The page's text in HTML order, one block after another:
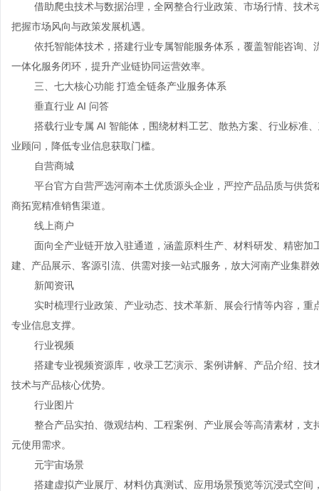
借助爬虫技术与数据治理，全网整合行业政策、市场行情、技
把握市场风向与政策发展机遇。
依托智能体技术，搭建行业专属智能服务体系，覆盖智能咨询
一体化服务闭环，提升产业链协同运营效率。
三、七大核心功能 打造全链条产业服务体系
垂直行业 AI 问答
搭载行业专属 AI 智能体，围绕材料工艺、散热方案、行业标准
业顾问，降低专业信息获取门槛。
自营商城
平台官方自营严选河南本土优质源头企业，严控产品品质与供
商拓宽精准销售渠道。
线上商户
面向全产业链开放入驻通道，涵盖原料生产、材料研发、精密
建、产品展示、客源引流、供需对接一站式服务，放大河南产业集群
新闻资讯
实时梳理行业政策、产业动态、技术革新、展会行情等内容，
专业信息支撑。
行业视频
搭建专业视频资源库，收录工艺演示、案例讲解、产品介绍、
技术与产品核心优势。
行业图片
整合产品实拍、微观结构、工程案例、产业展会等高清素材，
元使用需求。
元宇宙场景
搭建虚拟产业展厅、材料仿真测试、应用场景预览等沉浸式空